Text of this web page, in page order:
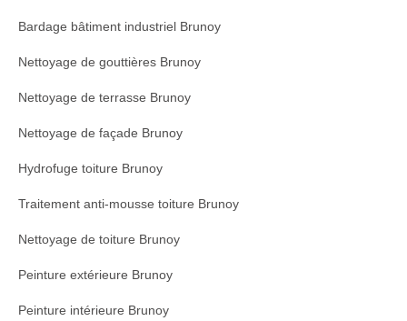
Bardage bâtiment industriel Brunoy
Nettoyage de gouttières Brunoy
Nettoyage de terrasse Brunoy
Nettoyage de façade Brunoy
Hydrofuge toiture Brunoy
Traitement anti-mousse toiture Brunoy
Nettoyage de toiture Brunoy
Peinture extérieure Brunoy
Peinture intérieure Brunoy